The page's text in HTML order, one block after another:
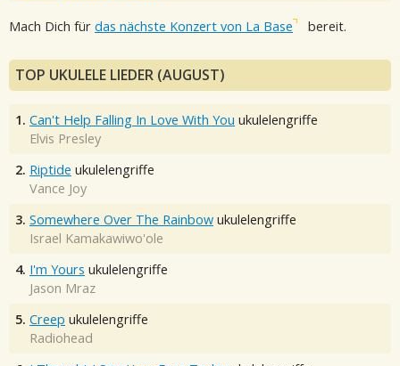
Mach Dich für das nächste Konzert von La Base bereit.
TOP UKULELE LIEDER (AUGUST)
1. Can't Help Falling In Love With You ukulelengriffe
Elvis Presley
2. Riptide ukulelengriffe
Vance Joy
3. Somewhere Over The Rainbow ukulelengriffe
Israel Kamakawiwo'ole
4. I'm Yours ukulelengriffe
Jason Mraz
5. Creep ukulelengriffe
Radiohead